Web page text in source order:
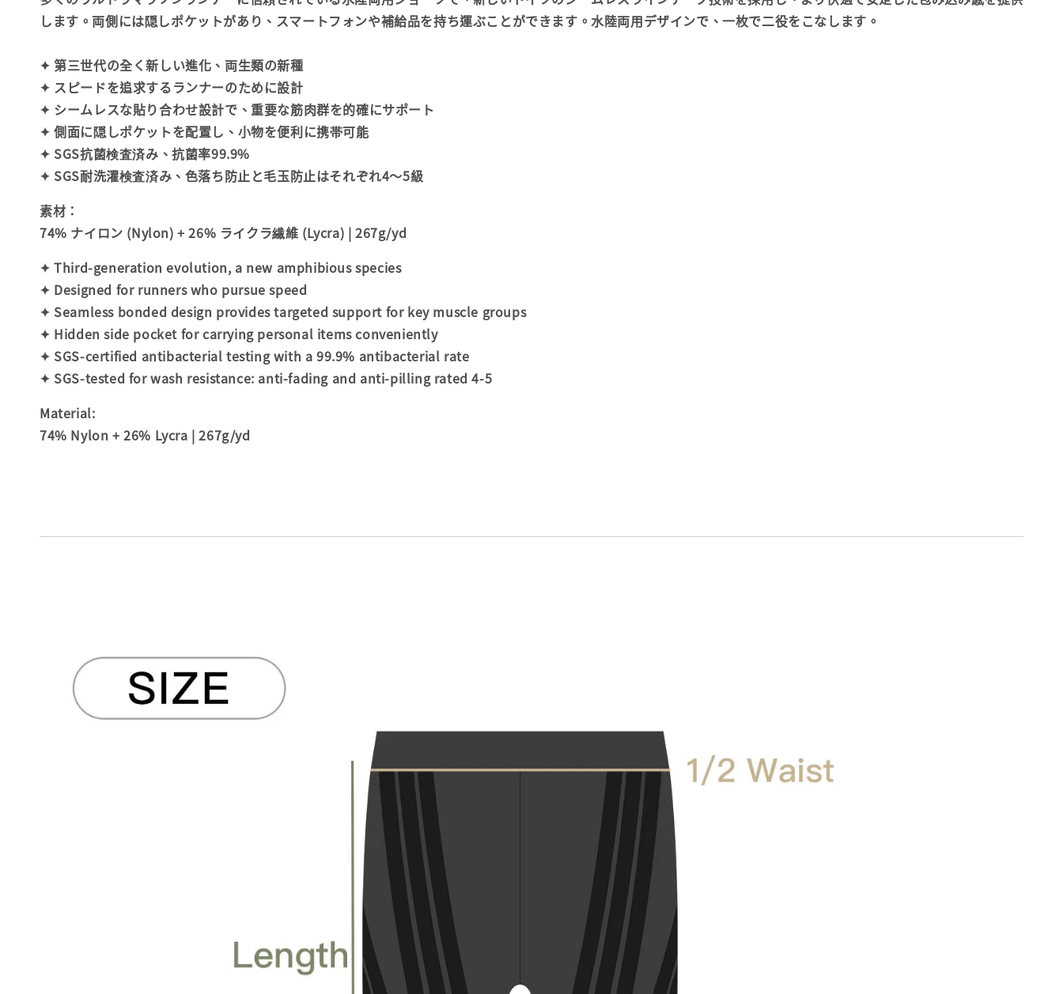
します。両側には隠しポケットがあり、スマートフォンや補給品を持ち運ぶことができます。水陸両用デザインで、一枚で二役をこなします。
✦ 第三世代の全く新しい進化、両生類の新種
✦ スピードを追求するランナーのために設計
✦ シームレスな貼り合わせ設計で、重要な筋肉群を的確にサポート
✦ 側面に隠しポケットを配置し、小物を便利に携帯可能
✦ SGS抗菌検査済み、抗菌率99.9%
✦ SGS耐洗濯検査済み、色落ち防止と毛玉防止はそれぞれ4〜5級
素材 ：
74% ナイロン (Nylon) + 26% ライクラ繊維 (Lycra) | 267g/yd
✦ Third-generation evolution, a new amphibious species
✦ Designed for runners who pursue speed
✦ Seamless bonded design provides targeted support for key muscle groups
✦ Hidden side pocket for carrying personal items conveniently
✦ SGS-certified antibacterial testing with a 99.9% antibacterial rate
✦ SGS-tested for wash resistance: anti-fading and anti-pilling rated 4-5
Material:
74% Nylon + 26% Lycra | 267g/yd